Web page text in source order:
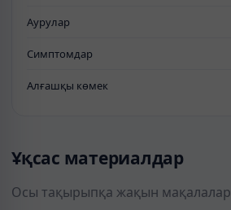
Аурулар
Симптомдар
Алғашқы көмек
Ұқсас материалдар
Осы тақырыпқа жақын мақалалар